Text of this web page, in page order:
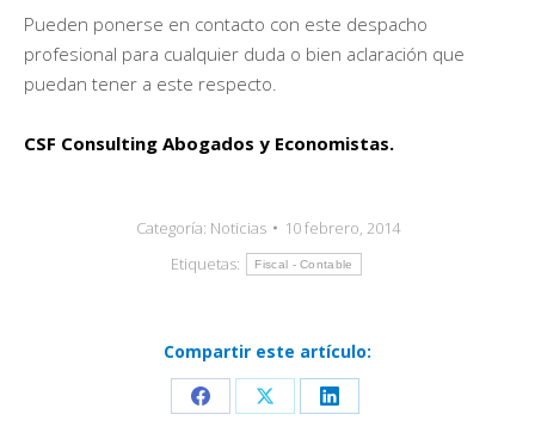
Pueden ponerse en contacto con este despacho
profesional para cualquier duda o bien aclaración que
puedan tener a este respecto.
CSF Consulting Abogados y Economistas.
Categoría: Noticias
10 febrero, 2014
Etiquetas:
Fiscal - Contable
Compartir este artículo:
Share Share Share